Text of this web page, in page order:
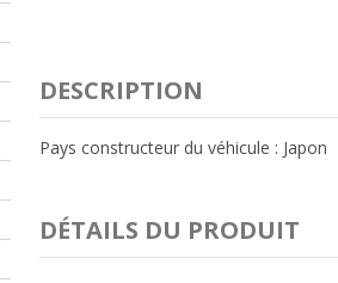
DESCRIPTION
Pays constructeur du véhicule : Japon
DÉTAILS DU PRODUIT